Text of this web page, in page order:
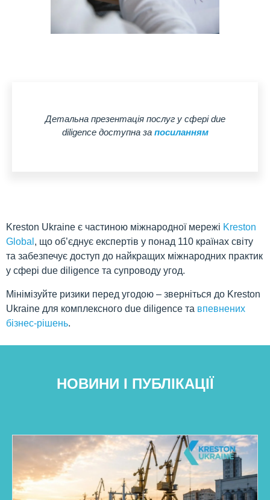
Детальна презентація послуг у сфері due
diligence доступна за посиланням
Kreston Ukraine є частиною міжнародної мережі Kreston
Global , що об’єднує експертів у понад 110 країнах світу
та забезпечує доступ до найкращих міжнародних практик
у сфері due diligence та супроводу угод.
Мінімізуйте ризики перед угодою – зверніться до Kreston
Ukraine для комплексного due diligence та впевнених
бізнес-рішень.
НОВИНИ І ПУБЛІКАЦІЇ